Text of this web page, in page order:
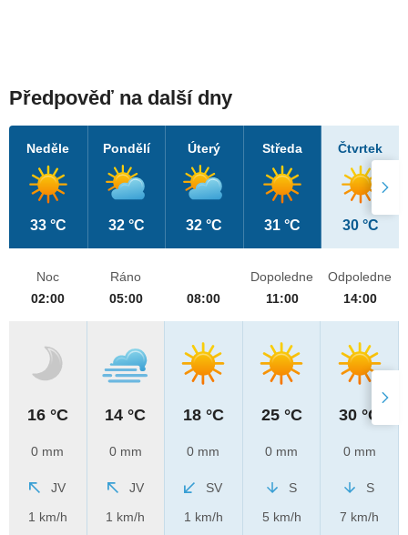
Předpověď na další dny
Neděle
33 °C
Pondělí
32 °C
Úterý
32 °C
Středa
31 °C
Čtvrtek
30 °C
Noc
02:00
16 °C
0 mm
JV
1 km/h
Ráno
05:00
14 °C
0 mm
JV
1 km/h
08:00
18 °C
0 mm
SV
1 km/h
Dopoledne
11:00
25 °C
0 mm
S
5 km/h
Odpoledne
14:00
30 °C
0 mm
S
7 km/h